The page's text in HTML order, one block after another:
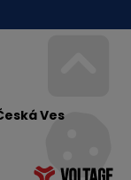
Ves
Go